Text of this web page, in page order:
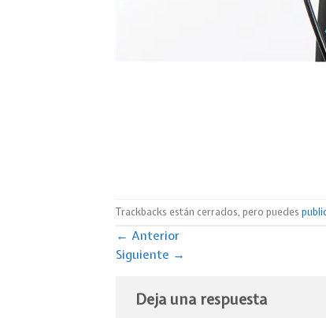
Trackbacks están cerrados, pero puedes
← Anterior
Siguiente →
Deja una respuesta